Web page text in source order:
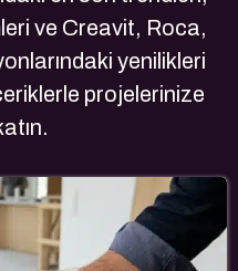
ve Creavit, Roca,
yenilikleri
projelerinize